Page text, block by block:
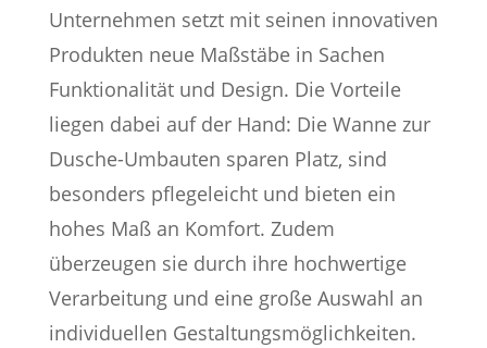
Unternehmen setzt mit seinen innovativen
Produkten neue Maßstäbe in Sachen
Funktionalität und Design. Die Vorteile
liegen dabei auf der Hand: Die Wanne zur
Dusche-Umbauten sparen Platz, sind
besonders pflegeleicht und bieten ein
hohes Maß an Komfort. Zudem
überzeugen sie durch ihre hochwertige
Verarbeitung und eine große Auswahl an
individuellen Gestaltungsmöglichkeiten.